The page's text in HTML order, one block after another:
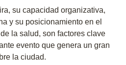
su capacidad organizativa,
y su posicionamiento en el
la salud, son factores clave
evento que genera un gran
la ciudad.